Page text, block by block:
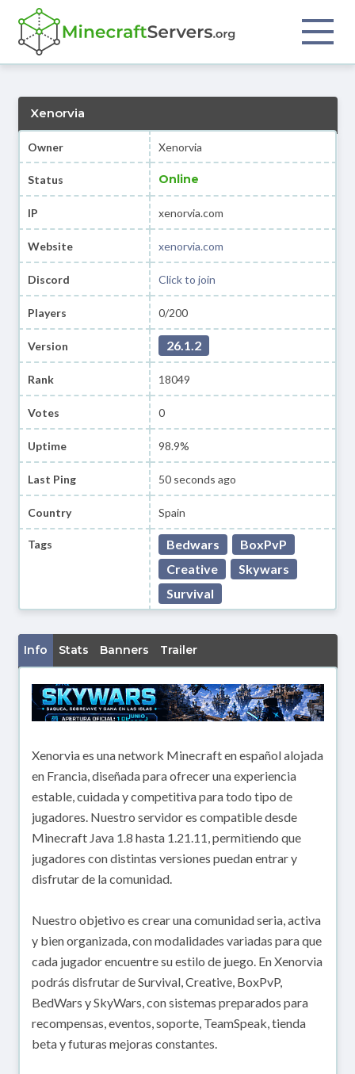
Xenorvia
Owner Xenorvia
Status Online
IP xenorvia.com
Website xenorvia.com
Discord Click to join
Players 0/200
Version 26.1.2
Rank 18049
Votes 0
Uptime 98.9%
Last Ping 50 seconds ago
Country Spain
Tags Bedwars
BoxPvP
Creative
Skywars
Survival
Info Stats Banners Trailer
Xenorvia es una network Minecraft en español alojada
en Francia, diseñada para ofrecer una experiencia
estable, cuidada y competitiva para todo tipo de
jugadores. Nuestro servidor es compatible desde
Minecraft Java 1.8 hasta 1.21.11, permitiendo que
jugadores con distintas versiones puedan entrar y
disfrutar de la comunidad.
Nuestro objetivo es crear una comunidad seria, activa
y bien organizada, con modalidades variadas para que
cada jugador encuentre su estilo de juego. En Xenorvia
podrás disfrutar de Survival, Creative, BoxPvP,
BedWars y SkyWars, con sistemas preparados para
recompensas, eventos, soporte, TeamSpeak, tienda
beta y futuras mejoras constantes.